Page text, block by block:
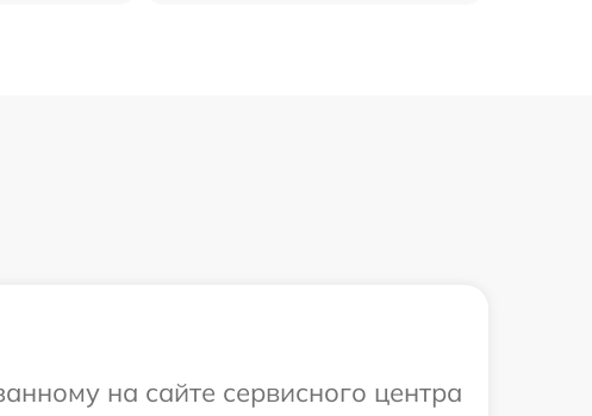
на сайте сервисного центра